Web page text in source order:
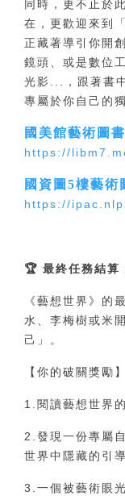
同時，更不止於
在，更歡迎來到
正藏著導引你開
鏡頭、或是數位
光影...，跟著書
專屬於你自己的
國美館藝術圖
https://
國資圖5樓藝術
https://
🏆 最終任務結
《藝想世界》的
水、李梅樹或米
己」。
【你的破關獎勵】
1.閱讀藝想世界
2.發現一份專屬
世界中隱藏的引
3.一個被藝術眼